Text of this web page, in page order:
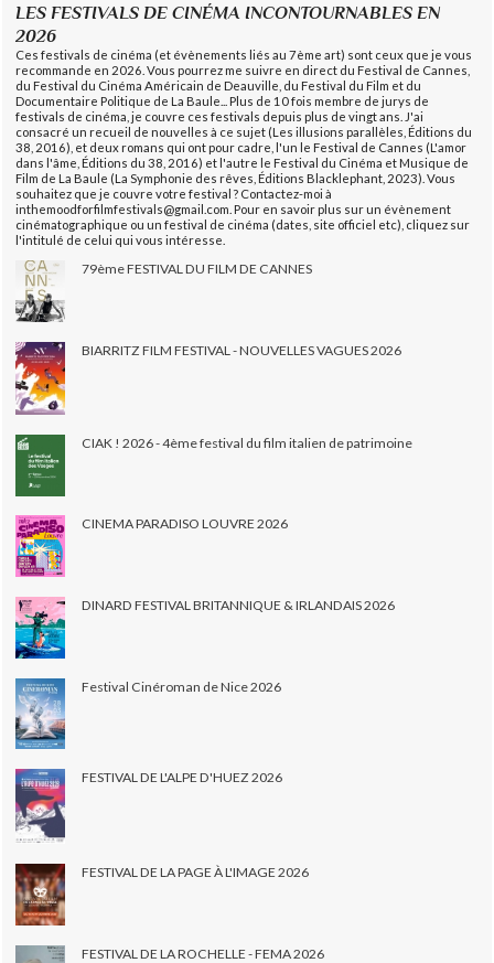
LES FESTIVALS DE CINÉMA INCONTOURNABLES EN
2026
Ces festivals de cinéma (et évènements liés au 7ème art) sont ceux que je vous
recommande en 2026. Vous pourrez me suivre en direct du Festival de Cannes,
du Festival du Cinéma Américain de Deauville, du Festival du Film et du
Documentaire Politique de La Baule... Plus de 10 fois membre de jurys de
festivals de cinéma, je couvre ces festivals depuis plus de vingt ans. J'ai
consacré un recueil de nouvelles à ce sujet (Les illusions parallèles, Éditions du
38, 2016), et deux romans qui ont pour cadre, l'un le Festival de Cannes (L'amor
dans l'âme, Éditions du 38, 2016) et l'autre le Festival du Cinéma et Musique de
Film de La Baule (La Symphonie des rêves, Éditions Blacklephant, 2023). Vous
souhaitez que je couvre votre festival ? Contactez-moi à
inthemoodforfilmfestivals@gmail.com. Pour en savoir plus sur un évènement
cinématographique ou un festival de cinéma (dates, site officiel etc), cliquez sur
l'intitulé de celui qui vous intéresse.
79ème FESTIVAL DU FILM DE CANNES
BIARRITZ FILM FESTIVAL - NOUVELLES VAGUES 2026
CIAK ! 2026 - 4ème festival du film italien de patrimoine
CINEMA PARADISO LOUVRE 2026
DINARD FESTIVAL BRITANNIQUE & IRLANDAIS 2026
Festival Cinéroman de Nice 2026
FESTIVAL DE L'ALPE D'HUEZ 2026
FESTIVAL DE LA PAGE À L'IMAGE 2026
FESTIVAL DE LA ROCHELLE - FEMA 2026